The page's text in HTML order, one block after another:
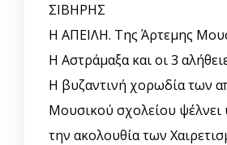
ΣΙΒΗΡΗΣ
Η ΑΠΕΙΛΗ. Της Άρτεμης
Η Αστράμαξα και οι 3
Η βυζαντινή χορωδία των
Μουσικού σχολείου ψέλνει
την ακολουθία των